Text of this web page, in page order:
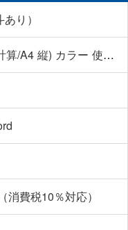
り）
請求書 (インボイス対応/自動計算/A4 縦) カラー 使い方解説あり
費税10％対応）